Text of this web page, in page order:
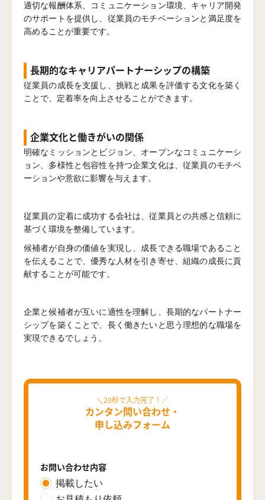
適切な報酬体系、コミュニケーション環境、キャリア開発
のサポートを提供し、従業員のモチベーションと満足度を
高めることが重要です。
長期的なキャリアパートナーシップの構築
従業員の成長を支援し、挑戦と成果を評価する文化を築く
ことで、定着率を向上させることができます。
企業文化と働きがいの関係
明確なミッションとビジョン、オープンなコミュニケーシ
ョン、多様性と包容性を持つ企業文化は、従業員のモチベ
ーションや意欲に影響を与えます。
従業員の定着に成功する会社は、従業員との共感と信頼に
基づく環境を整備しています。
候補者が自身の価値を実現し、成長できる職場であること
を伝えることで、優秀な人材を引き寄せ、組織の成長に貢
献することが可能です。
企業と候補者が互いに適性を理解し、長期的なパートナー
シップを築くことで、長く働きたいと思う理想的な職場を
実現できるでしょう。
カンタン問い合わせ・
申し込みフォーム
お問い合わせ内容
掲載したい